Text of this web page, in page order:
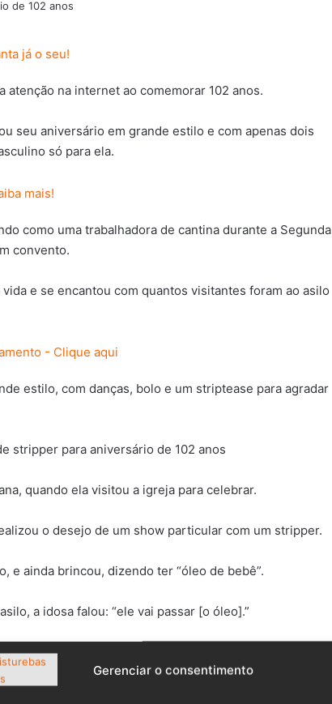
Gerenciar o consentimento
na internet ao comemorar 102 anos.
seu aniversário em grande estilo e com apenas dois
só para ela.
como uma trabalhadora de cantina durante a Segunda
convento.
e se encantou com quantos visitantes foram ao asilo
estilo, com danças, bolo e um striptease para agradar
quando ela visitou a igreja para celebrar.
o desejo de um show particular com um stripper.
e ainda brincou, dizendo ter “óleo de bebê”.
a idosa falou: “ele vai passar [o óleo].”